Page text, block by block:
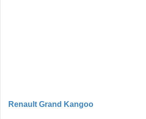
Renault Grand Kangoo